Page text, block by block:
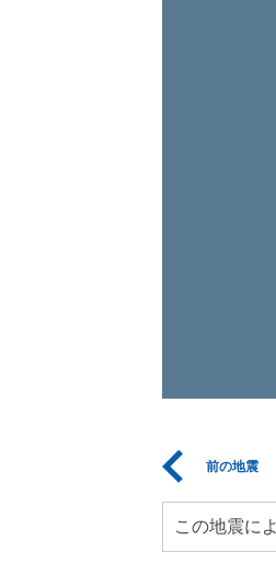
前の地震
この地震に